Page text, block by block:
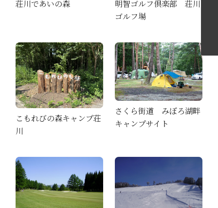
荘川であいの森
明智ゴルフ倶楽部 荘川
ゴルフ場
こもれびの森キャンプ荘
川
さくら街道 みぼろ湖畔
キャンプサイト
飛騨高山旅ガイドへ